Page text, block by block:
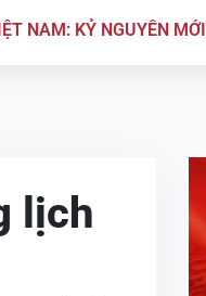
NAM: KỶ NGUYÊN MỚI
lịch